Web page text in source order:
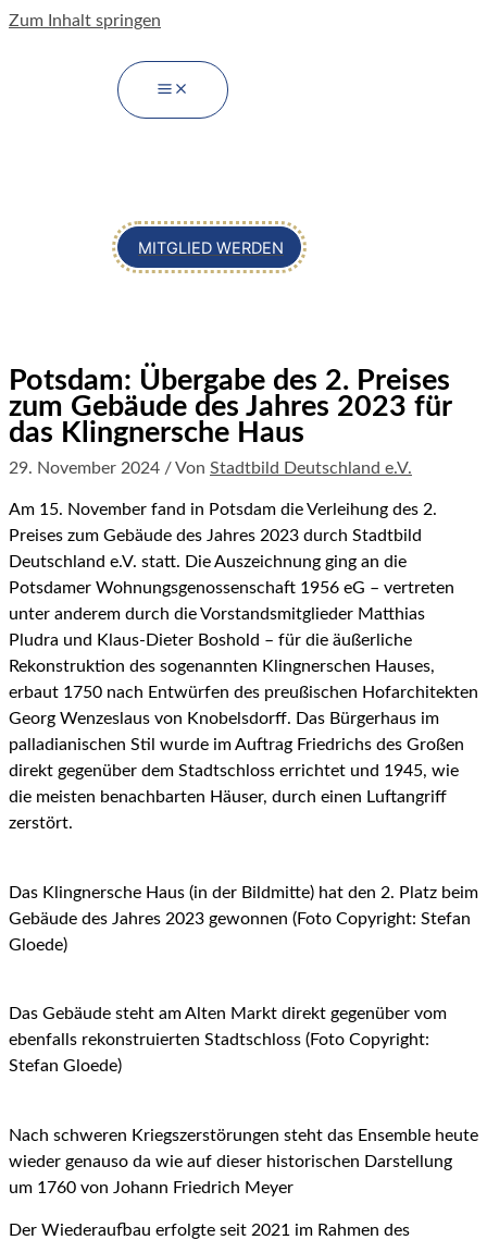
Zum Inhalt springen
MITGLIED WERDEN
Potsdam: Übergabe des 2. Preises
zum Gebäude des Jahres 2023 für
das Klingnersche Haus
29. November 2024 / Von Stadtbild Deutschland e.V.
Am 15. November fand in Potsdam die Verleihung des 2.
Preises zum Gebäude des Jahres 2023 durch Stadtbild
Deutschland e.V. statt. Die Auszeichnung ging an die
Potsdamer Wohnungsgenossenschaft 1956 eG – vertreten
unter anderem durch die Vorstandsmitglieder Matthias
Pludra und Klaus-Dieter Boshold – für die äußerliche
Rekonstruktion des sogenannten Klingnerschen Hauses,
erbaut 1750 nach Entwürfen des preußischen Hofarchitekten
Georg Wenzeslaus von Knobelsdorff. Das Bürgerhaus im
palladianischen Stil wurde im Auftrag Friedrichs des Großen
direkt gegenüber dem Stadtschloss errichtet und 1945, wie
die meisten benachbarten Häuser, durch einen Luftangriff
zerstört.
Das Klingnersche Haus (in der Bildmitte) hat den 2. Platz beim
Gebäude des Jahres 2023 gewonnen (Foto Copyright: Stefan
Gloede)
Das Gebäude steht am Alten Markt direkt gegenüber vom
ebenfalls rekonstruierten Stadtschloss (Foto Copyright:
Stefan Gloede)
Nach schweren Kriegszerstörungen steht das Ensemble heute
wieder genauso da wie auf dieser historischen Darstellung
um 1760 von Johann Friedrich Meyer
Der Wiederaufbau erfolgte seit 2021 im Rahmen des